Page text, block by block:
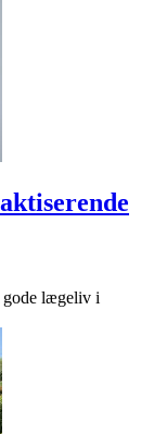
gode lægeliv i